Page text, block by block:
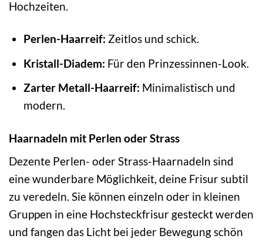
Hochzeiten.
Perlen-Haarreif: Zeitlos und schick.
Kristall-Diadem: Für den Prinzessinnen-Look.
Zarter Metall-Haarreif: Minimalistisch und
modern.
Haarnadeln mit Perlen oder Strass
Dezente Perlen- oder Strass-Haarnadeln sind
eine wunderbare Möglichkeit, deine Frisur subtil
zu veredeln. Sie können einzeln oder in kleinen
Gruppen in eine Hochsteckfrisur gesteckt werden
und fangen das Licht bei jeder Bewegung schön